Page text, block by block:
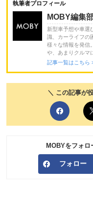
執筆者プロフィール
MOBY編集
新型車予想や車選
識、カーライフの
様々な情報を発信
や、あまりクルマ
記事一覧はこちら
＼ この記事が
MOBYをフォロ
フォロー